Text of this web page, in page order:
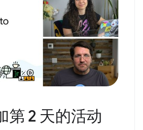
第 2 天的活动